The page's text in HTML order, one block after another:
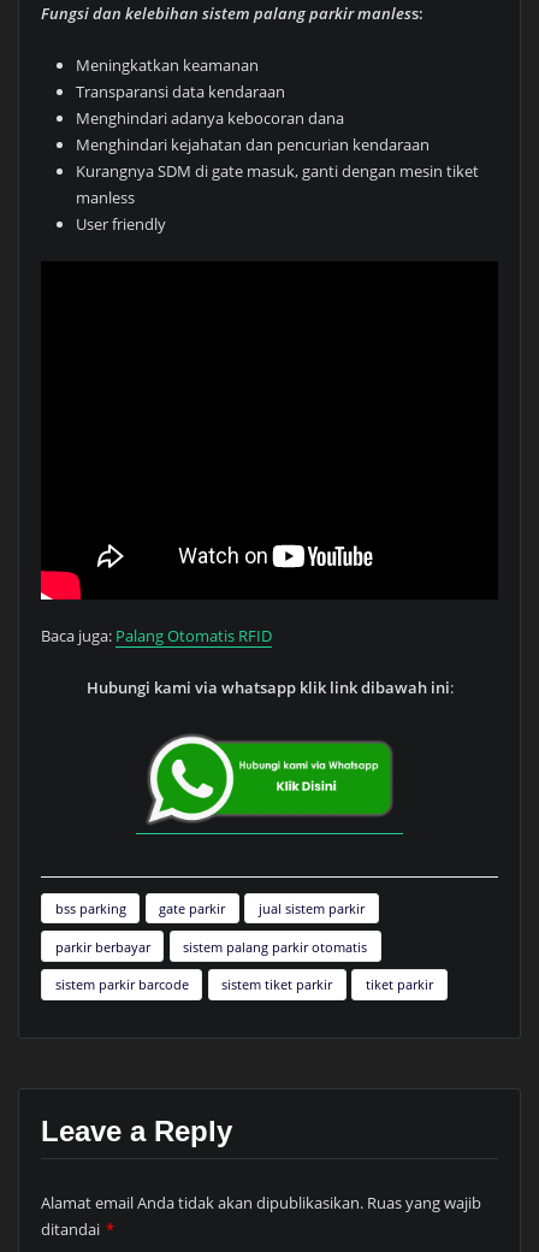
Fungsi dan kelebihan sistem palang parkir manless:
Meningkatkan keamanan
Transparansi data kendaraan
Menghindari adanya kebocoran dana
Menghindari kejahatan dan pencurian kendaraan
Kurangnya SDM di gate masuk, ganti dengan mesin tiket
manless
User friendly
Baca juga: Palang Otomatis RFID
Hubungi kami via whatsapp klik link dibawah ini:
bss parking gate parkir jual sistem parkir
parkir berbayar sistem palang parkir otomatis
sistem parkir barcode sistem tiket parkir tiket parkir
Leave a Reply
Alamat email Anda tidak akan dipublikasikan. Ruas yang wajib
ditandai *